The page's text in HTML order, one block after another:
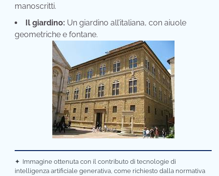
manoscritti.
Il giardino: Un giardino all’italiana, con aiuole
geometriche e fontane.
✦ Immagine ottenuta con il contributo di tecnologie di
intelligenza artificiale generativa, come richiesto dalla normativa